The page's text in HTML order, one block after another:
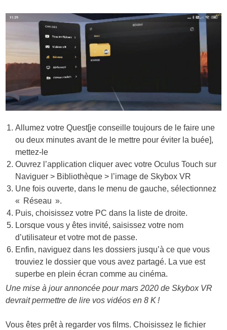
Allumez votre Quest[je conseille toujours de le faire une
ou deux minutes avant de le mettre pour éviter la buée],
mettez-le
Ouvrez l’application cliquer avec votre Oculus Touch sur
Naviguer > Bibliothèque > l’image de Skybox VR
Une fois ouverte, dans le menu de gauche, sélectionnez
« Réseau ».
Puis, choisissez votre PC dans la liste de droite.
Lorsque vous y êtes invité, saisissez votre nom
d’utilisateur et votre mot de passe.
Enfin, naviguez dans les dossiers jusqu’à ce que vous
trouviez le dossier que vous avez partagé. La vue est
superbe en plein écran comme au cinéma.
Une mise à jour annoncée pour mars 2020 de Skybox VR
devrait permettre de lire vos vidéos en 8 K !
Vous êtes prêt à regarder vos films. Choisissez le fichier